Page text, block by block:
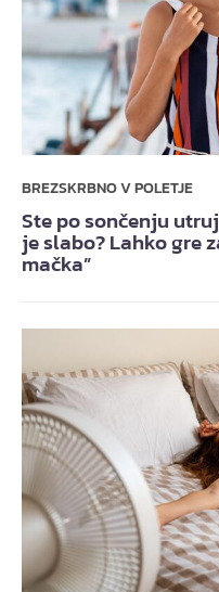
BREZSKRBNO V POLETJE
Ste po sončenju
je slabo? Lahko gre
mačka”